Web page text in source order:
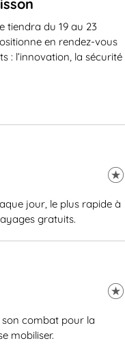
tiendra du 19 au 23
en rendez-vous
: l’innovation, la sécurité
jour, le plus rapide à
gratuits.
son combat pour la
mobiliser.